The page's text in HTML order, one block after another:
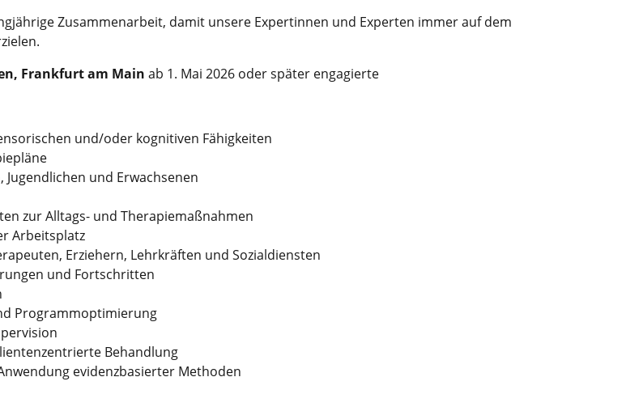
Zusammenarbeit, damit unsere Expertinnen und Experten immer auf dem
Frankfurt am Main ab 1. Mai 2026 oder später engagierte
und/oder kognitiven Fähigkeiten
und Erwachsenen
zur Alltags- und Therapiemaßnahmen
Arbeitsplatz
Erziehern, Lehrkräften und Sozialdiensten
und Fortschritten
Programmoptimierung
Behandlung
evidenzbasierter Methoden